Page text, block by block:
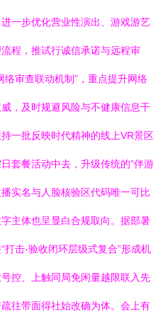
一步优化营业性演出、游戏游艺
程，推试行诚信承诺与远程审
审查联动机制”，重点提升网络
，及时规避风险与不健康信息干
一批反映时代精神的线上VR景区
套餐活动中去，升级传统的“伴游
实名与人脸核验区代码唯一可比
主体也呈显白合规取向。据部暑
击-验收闭环层级式复合”形成机
控、上触同局免闲量越限联入先
往带面得社始改确为体。会上有